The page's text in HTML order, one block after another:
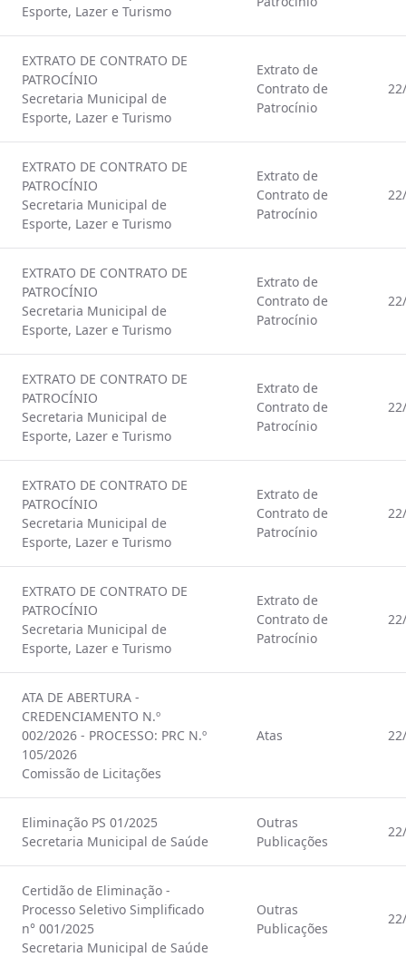
Esporte, Lazer e Turismo
EXTRATO DE CONTRATO DE
PATROCÍNIO
Secretaria Municipal de
Esporte, Lazer e Turismo
Extrato de
Contrato de
Patrocínio
EXTRATO DE CONTRATO DE
PATROCÍNIO
Secretaria Municipal de
Esporte, Lazer e Turismo
Extrato de
Contrato de
Patrocínio
EXTRATO DE CONTRATO DE
PATROCÍNIO
Secretaria Municipal de
Esporte, Lazer e Turismo
Extrato de
Contrato de
Patrocínio
EXTRATO DE CONTRATO DE
PATROCÍNIO
Secretaria Municipal de
Esporte, Lazer e Turismo
Extrato de
Contrato de
Patrocínio
EXTRATO DE CONTRATO DE
PATROCÍNIO
Secretaria Municipal de
Esporte, Lazer e Turismo
Extrato de
Contrato de
Patrocínio
EXTRATO DE CONTRATO DE
PATROCÍNIO
Secretaria Municipal de
Esporte, Lazer e Turismo
Extrato de
Contrato de
Patrocínio
ATA DE ABERTURA -
CREDENCIAMENTO N.º
002/2026 - PROCESSO: PRC N.º
105/2026
Comissão de Licitações
Atas
Eliminação PS 01/2025
Secretaria Municipal de Saúde
Outras
Publicações
Certidão de Eliminação -
Processo Seletivo Simplificado
n° 001/2025
Secretaria Municipal de Saúde
Outras
Publicações